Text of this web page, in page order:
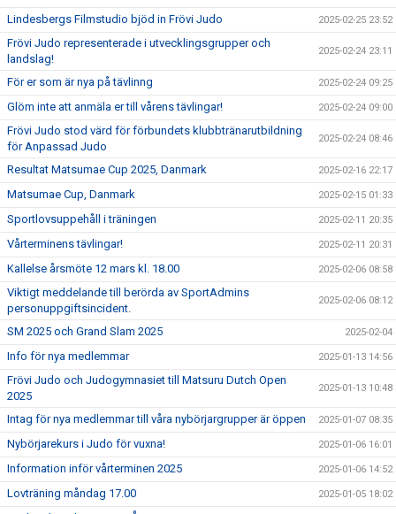
Lindesbergs Filmstudio bjöd in Frövi Judo 2025-02-25 23:52
Frövi Judo representerade i utvecklingsgrupper och
landslag!
2025-02-24 23:11
För er som är nya på tävlinng 2025-02-24 09:25
Glöm inte att anmäla er till vårens tävlingar! 2025-02-24 09:00
Frövi Judo stod värd för förbundets klubbtränarutbildning
för Anpassad Judo
2025-02-24 08:46
Resultat Matsumae Cup 2025, Danmark 2025-02-16 22:17
Matsumae Cup, Danmark 2025-02-15 01:33
Sportlovsuppehåll i träningen 2025-02-11 20:35
Vårterminens tävlingar! 2025-02-11 20:31
Kallelse årsmöte 12 mars kl. 18.00 2025-02-06 08:58
Viktigt meddelande till berörda av SportAdmins
personuppgiftsincident.
2025-02-06 08:12
SM 2025 och Grand Slam 2025 2025-02-04
Info för nya medlemmar 2025-01-13 14:56
Frövi Judo och Judogymnasiet till Matsuru Dutch Open
2025
2025-01-13 10:48
Intag för nya medlemmar till våra nybörjargrupper är öppen 2025-01-07 08:35
Nybörjarekurs i Judo för vuxna! 2025-01-06 16:01
Information inför vårterminen 2025 2025-01-06 14:52
Lovträning måndag 17.00 2025-01-05 18:02